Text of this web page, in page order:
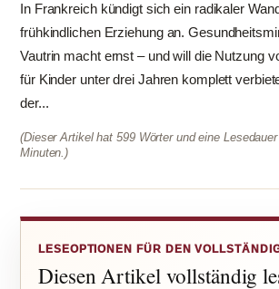
In Frankreich kündigt sich ein radikaler
frühkindlichen Erziehung an.
Vautrin macht ernst – und will die Nutzung
für Kinder unter drei Jahren komplett
der...
(Dieser Artikel hat 599 Wörter und eine
Minuten.)
LESEOPTIONEN FÜR DEN
Diesen Artikel vollständig